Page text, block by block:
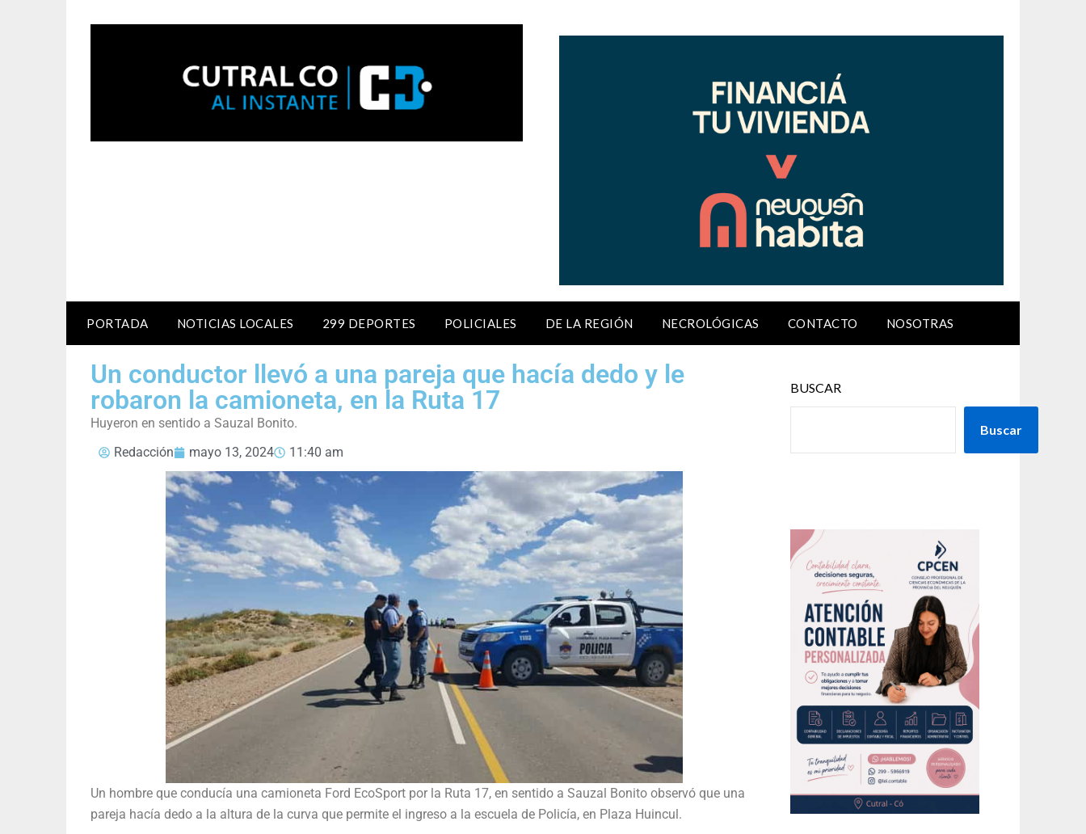
PORTADA NOTICIAS LOCALES 299 DEPORTES POLICIALES DE LA REGIÓN NECROLÓGICAS CONTACTO NOSOTRAS
Un conductor llevó a una pareja que hacía dedo y le
robaron la camioneta, en la Ruta 17
Huyeron en sentido a Sauzal Bonito.
Redacción
mayo 13, 2024 11:40 am
Un hombre que conducía una camioneta Ford EcoSport por la Ruta 17, en sentido a Sauzal Bonito observó que una
pareja hacía dedo a la altura de la curva que permite el ingreso a la escuela de Policía, en Plaza Huincul.
BUSCAR
Buscar